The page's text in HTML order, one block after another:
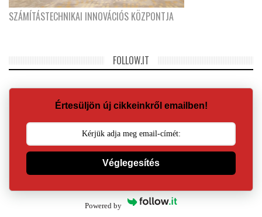
SZÁMÍTÁSTECHNIKAI INNOVÁCIÓS KÖZPONTJA
FOLLOW.IT
Értesüljön új cikkeinkről emailben!
Véglegesítés
Powered by